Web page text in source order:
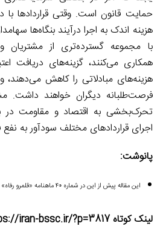
حمایت قانون است. وقتی قراردادها
هزینه اندک به اجرا درآیند بنگاه‌ها
با مجموعه گسترده‌تری از مشتریان و
همکاری می‌کنند، گزینه‌های دریافت
هزینه‌های مبادلاتی را کاهش می‌دهند، و
فرصت‌طلبانه دیگران خواهند داشت.
تحرک‌بخشی به اقتصاد و مقاومت در
اجرای قراردادهای مختلف سودآور به
پانوشت:
این مقاله پیش از این در شماره ۴۰ ماهنامه «قلمرو رفاه» (مرداد ۱۳۹۷) منتشر شده است.
لینک کوتاه https://iran-bssc.ir/?p=3817